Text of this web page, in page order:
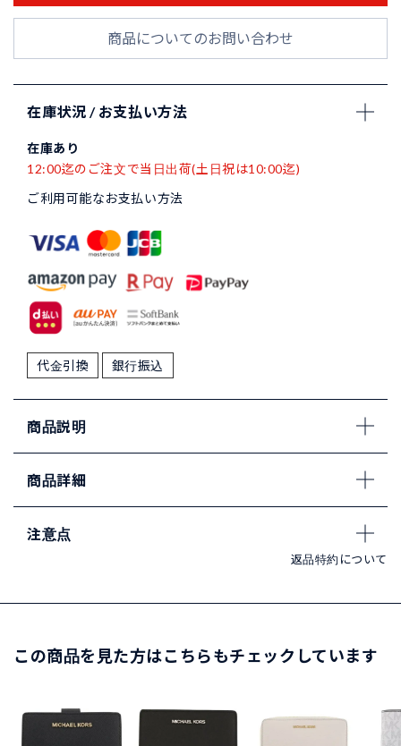
商品についてのお問い合わせ
在庫状況 / お支払い方法
在庫あり
12:00迄のご注文で当日出荷(土日祝は10:00迄)
ご利用可能なお支払い方法
代金引換 銀行振込
商品説明
商品詳細
注意点
返品特約について
この商品を見た方はこちらもチェックしています